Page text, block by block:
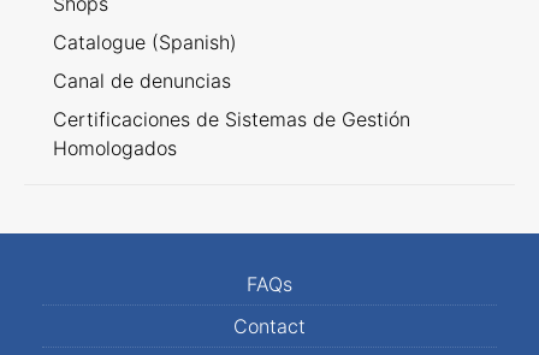
Catalogue (Spanish)
Canal de denuncias
Certificaciones de Sistemas de Gestión
Homologados
FAQs
Contact